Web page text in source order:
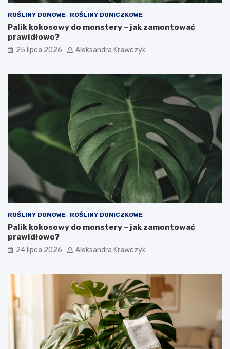
ROŚLINY DOMOWE ROŚLINY DONICZKOWE
Palik kokosowy do monstery – jak zamontować
prawidłowo?
25 lipca 2026 Aleksandra Krawczyk
ROŚLINY DOMOWE ROŚLINY DONICZKOWE
Palik kokosowy do monstery – jak zamontować
prawidłowo?
24 lipca 2026 Aleksandra Krawczyk